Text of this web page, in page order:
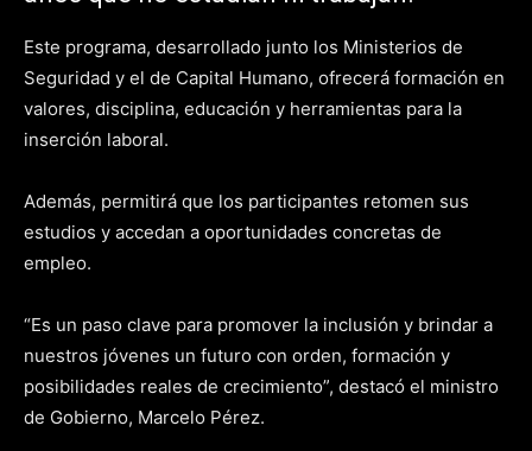
Este programa, desarrollado junto los Ministerios de
Seguridad y el de Capital Humano, ofrecerá formación en
valores, disciplina, educación y herramientas para la
inserción laboral.
Además, permitirá que los participantes retomen sus
estudios y accedan a oportunidades concretas de
empleo.
“Es un paso clave para promover la inclusión y brindar a
nuestros jóvenes un futuro con orden, formación y
posibilidades reales de crecimiento”, destacó el ministro
de Gobierno, Marcelo Pérez.